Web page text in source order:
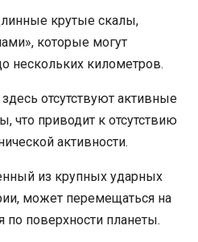
крутые скалы,
которые могут
нескольких километров.
отсутствуют активные
что приводит к отсутствию
активности.
из крупных ударных
может перемещаться на
по поверхности планеты.